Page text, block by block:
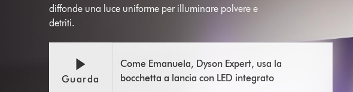
diffonde una luce uniforme per illuminare polvere e
detriti.
Guarda
Come Emanuela, Dyson Expert, usa la
bocchetta a lancia con LED integrato